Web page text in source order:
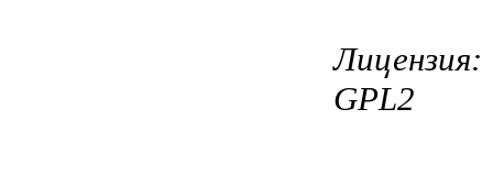
Лицензия:
GPL2